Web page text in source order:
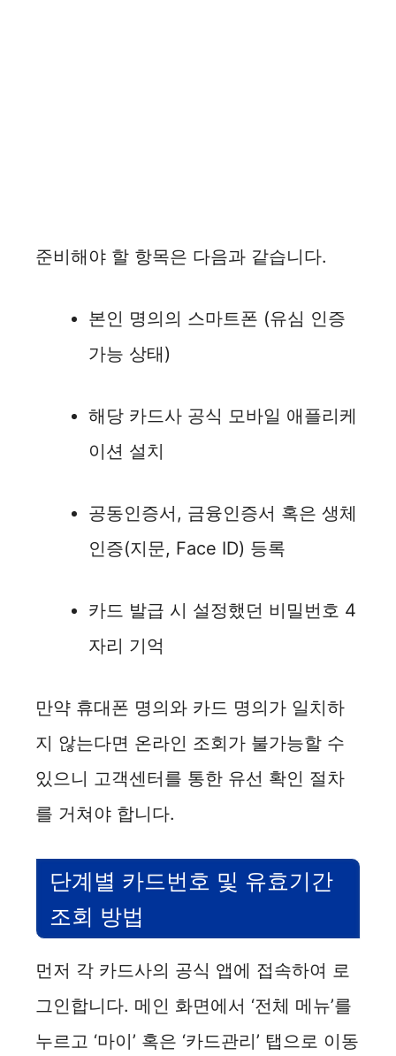
준비해야 할 항목은 다음과 같습니다.
본인 명의의 스마트폰 (유심 인증
가능 상태)
해당 카드사 공식 모바일 애플리케
이션 설치
공동인증서, 금융인증서 혹은 생체
인증(지문, Face ID) 등록
카드 발급 시 설정했던 비밀번호 4
자리 기억
만약 휴대폰 명의와 카드 명의가 일치하
지 않는다면 온라인 조회가 불가능할 수
있으니 고객센터를 통한 유선 확인 절차
를 거쳐야 합니다.
단계별 카드번호 및 유효기간
조회 방법
먼저 각 카드사의 공식 앱에 접속하여 로
그인합니다. 메인 화면에서 ‘전체 메뉴’를
누르고 ‘마이’ 혹은 ‘카드관리’ 탭으로 이동